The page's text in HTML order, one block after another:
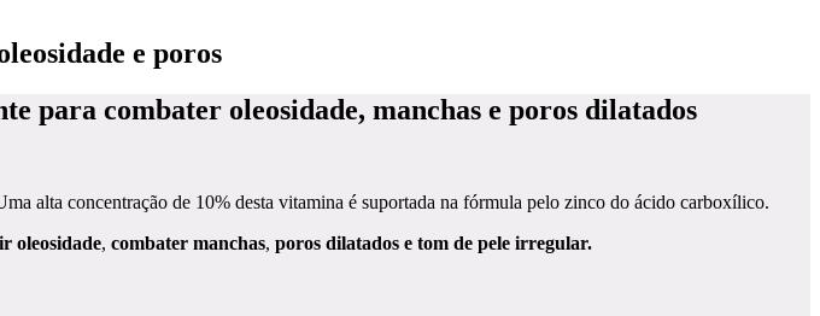
e poros
para combater oleosidade, manchas e poros dilatados
alta concentração de 10% desta vitamina é suportada na fórmula pelo zinco do ácido carboxílico.
oleosidade, combater manchas, poros dilatados e tom de pele irregular.